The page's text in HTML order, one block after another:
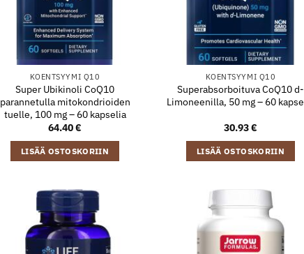
KOENTSYYMI Q10
Super Ubikinoli CoQ10
parannetulla mitokondrioiden
tuelle, 100 mg – 60 kapselia
64.40€
LISÄÄ OSTOSKORIIN
KOENTSYYMI Q10
Superabsorboituva CoQ10 d-
Limoneenilla, 50 mg – 60
30.93€
LISÄÄ OSTOSKORIIN